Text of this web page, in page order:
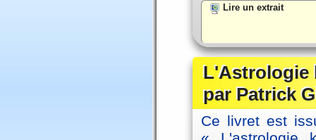
Lire un extrait
L'Astrologie
par Patrick
Ce livret est